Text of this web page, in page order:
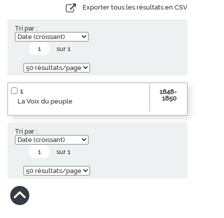
Exporter tous les résultats en CSV
Tri par :
sur 1
1
La Voix du peuple
1848-
1850
Tri par :
sur 1